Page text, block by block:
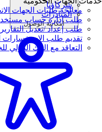
معالجة طلبات الجهات
طلب إدارة حساب مستخدم
طلب إعداد /تعديل
تقديم طلب الاستفسارات
التعاقد مع البنك الدولي
شركاؤنا
المبادرات
امكانية الوصول